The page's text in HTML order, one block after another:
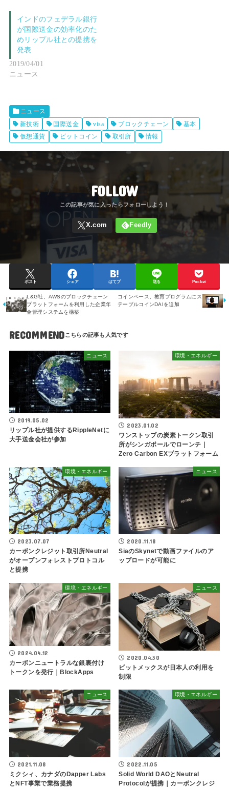
インドのフェデラル銀行
が国際送金の効率化のた
めリップル社との提携を
発表
2019/04/01
ニュース
ニュース
新技術
国際送金 visa ブロックチェーン
基本
仮想通貨
ビットコイン 取引所 情報
FOLLOW
ポスト シェア はてブ 送る Pocket
L&G社、AWSのブロックチェーン
プラットフォームを利用した企業年
金管理システムを構築
コインベース、教育プログラムにス
テーブルコインDAIを追加
RECOMMEND
ニュース
2019.05.02
リップル社が提供するRippleNetに
大手送金会社が参加
環境・エネルギー
2023.01.02
ワンストップの炭素トークン取引
所がシンガポールでローンチ｜
Zero Carbon EXプラットフォーム
環境・エネルギー
2023.07.07
カーボンクレジット取引所Neutral
がオープンフォレストプロトコル
と提携
ニュース
2020.11.18
SiaのSkynetで動画ファイルのア
ップロードが可能に
環境・エネルギー
2024.04.12
カーボンニュートラルな銀裏付け
トークンを発行｜BlockApps
ニュース
2020.04.30
ビットメックスが日本人の利用を
制限
ニュース
2021.11.08
ミクシィ、カナダのDapper Labs
とNFT事業で業務提携
環境・エネルギー
2022.11.05
Solid World DAOとNeutral
Protocolが提携｜カーボンクレジ